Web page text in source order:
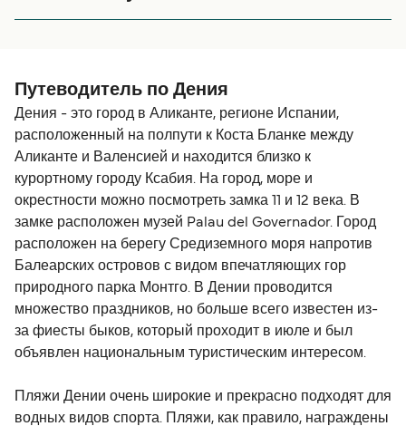
Путеводитель по Дения
Дения - это город в Аликанте, регионе Испании,
расположенный на полпути к Коста Бланке между
Аликанте и Валенсией и находится близко к
курортному городу Ксабия. На город, море и
окрестности можно посмотреть замка 11 и 12 века. В
замке расположен музей Palau del Governador. Город
расположен на берегу Средиземного моря напротив
Балеарских островов с видом впечатляющих гор
природного парка Монтго. В Дении проводится
множество праздников, но больше всего известен из-
за фиесты быков, который проходит в июле и был
объявлен национальным туристическим интересом.
Пляжи Дении очень широкие и прекрасно подходят для
водных видов спорта. Пляжи, как правило, награждены